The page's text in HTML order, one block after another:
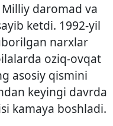
daromad va
ketdi. 1992-yil
narxlar
oziq-ovqat
asosiy qismini
keyingi davrda
kamaya boshladi.